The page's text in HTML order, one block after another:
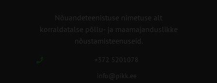
Nõuandeteenistuse nimetuse alt
korraldatalse põllu- ja maamajanduslikke
nõustamisteenuseid.
+372 5201078
info@pikk.ee